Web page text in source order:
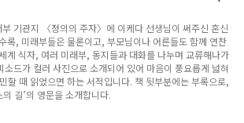
기관지 〈정의의 주자〉에 이케다 선생님이 써주신 혼신
록, 미래부들은 물론이고, 부모님이나 어른들도 함께 연찬
계 식자, 여러 미래부, 동지들과 대화를 나누며 교류해나가
소드가 컬러 사진으로 소개되어 있어 마음이 풍요롭게 넓혀
할 때 읽었으면 하는 서적입니다. 책 뒷부분에는 부록으로,
길’의 영문을 소개합니다.